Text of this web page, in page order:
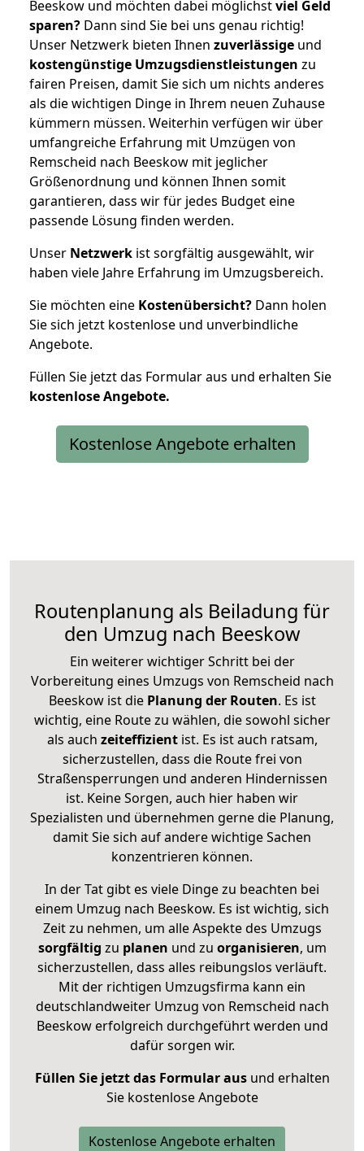
Beeskow und möchten dabei möglichstviel Geld
sparen? Dann sind Sie bei uns genau richtig!
Unser Netzwerk bieten Ihnen zuverlässige und
kostengünstige Umzugsdienstleistungen zu
fairen Preisen, damit Sie sich um nichts anderes
als die wichtigen Dinge in Ihrem neuen Zuhause
kümmern müssen. Weiterhin verfügen wir über
umfangreiche Erfahrung mit Umzügen von
Remscheid nach Beeskow mit jeglicher
Größenordnung und können Ihnen somit
garantieren, dass wir für jedes Budget eine
passende Lösung finden werden.
Unser Netzwerk ist sorgfältig ausgewählt, wir
haben viele Jahre Erfahrung im Umzugsbereich.
Sie möchten eine Kostenübersicht? Dann holen
Sie sich jetzt kostenlose und unverbindliche
Angebote.
Füllen Sie jetzt das Formular aus und erhalten Sie
kostenloseAngebote.
Kostenlose Angebote erhalten
Routenplanung als Beiladung für
den Umzug nach Beeskow
Ein weiterer wichtiger Schritt bei der
Vorbereitung eines Umzugs von Remscheid nach
Beeskow ist diePlanung der Routen. Es ist
wichtig, eine Route zu wählen, die sowohl sicher
als auch zeiteffizientist. Es ist auch ratsam,
sicherzustellen, dass die Route frei von
Straßensperrungen und anderen Hindernissen
ist. Keine Sorgen, auch hier haben wir
Spezialisten und übernehmen gerne die Planung,
damit Sie sich auf andere wichtige Sachen
konzentrieren können.
In der Tat gibt es viele Dinge zu beachten bei
einem Umzug nach Beeskow. Es ist wichtig, sich
Zeit zu nehmen, um alle Aspekte des Umzugs
sorgfältig zu planen und zu organisieren, um
sicherzustellen, dass alles reibungslos verläuft.
Mit der richtigen Umzugsfirma kann ein
deutschlandweiter Umzug von Remscheid nach
Beeskow erfolgreich durchgeführt werden und
dafür sorgen wir.
Füllen Sie jetzt das Formular ausund erhalten
Sie kostenlose Angebote
Kostenlose Angebote erhalten